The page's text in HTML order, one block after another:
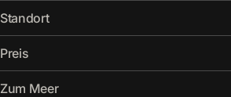
Standort
Preis
Zum Meer